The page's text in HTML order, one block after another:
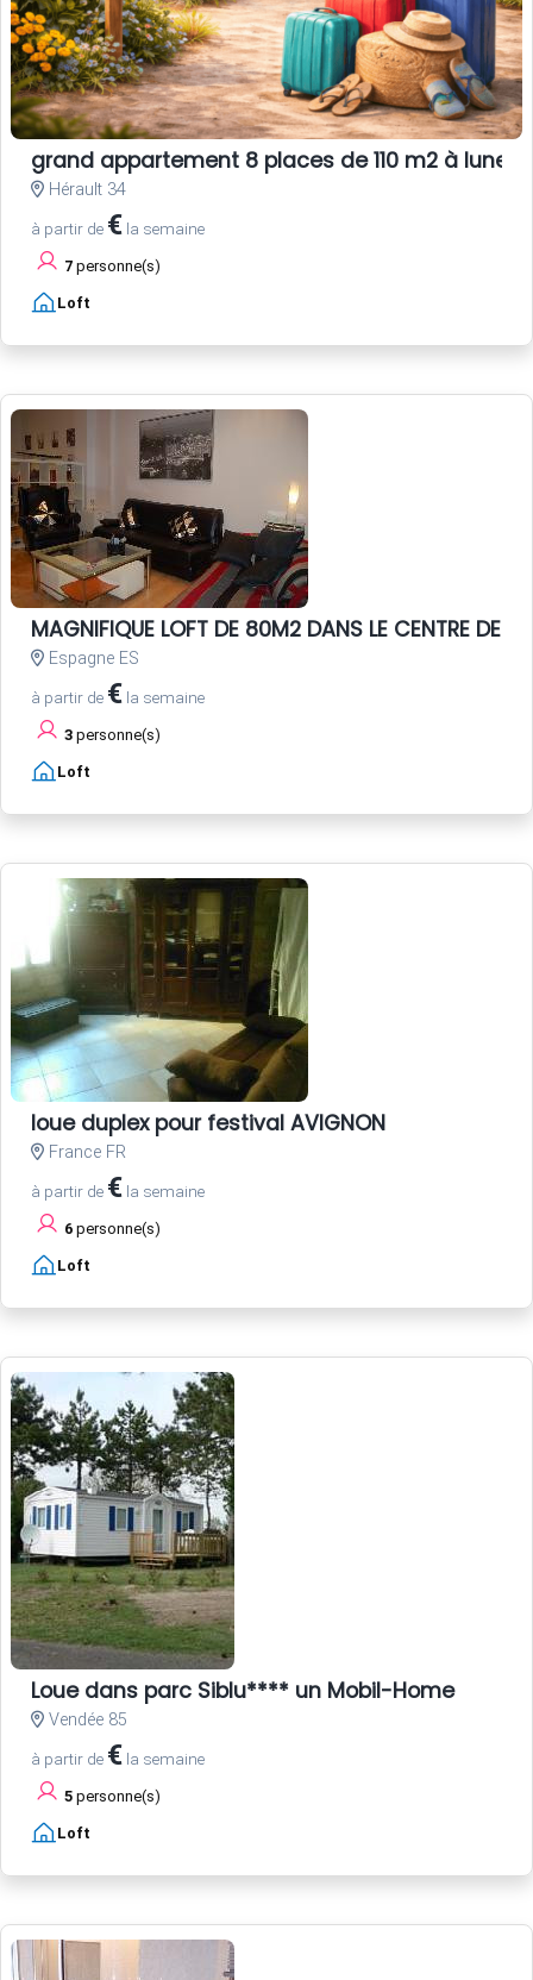
grand appartement 8 places de 110 m2 à lunel
Hérault 34
à partir de € la semaine
7 personne(s)
Loft
MAGNIFIQUE LOFT DE 80M2 DANS LE CENTRE DE
Espagne ES
à partir de € la semaine
3 personne(s)
Loft
loue duplex pour festival AVIGNON
France FR
à partir de € la semaine
6 personne(s)
Loft
Loue dans parc Siblu**** un Mobil-Home
Vendée 85
à partir de € la semaine
5 personne(s)
Loft